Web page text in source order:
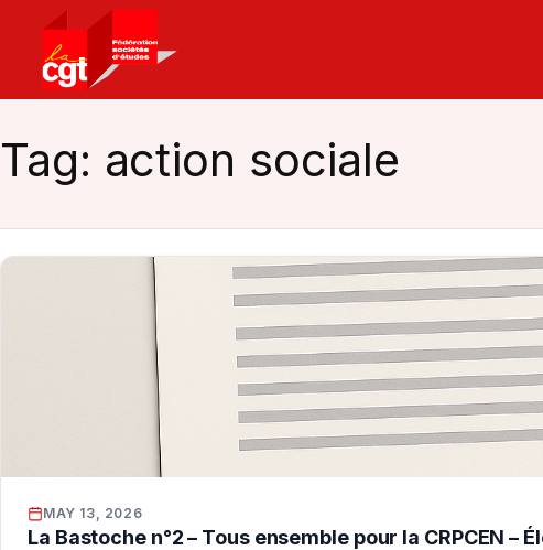
Retour
d’accueil
Tag: action sociale
MAY 13, 2026
La Bastoche n°2 – Tous ensemble pour la CRPCEN –